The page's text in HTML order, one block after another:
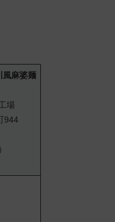
風麻婆麺
場
944